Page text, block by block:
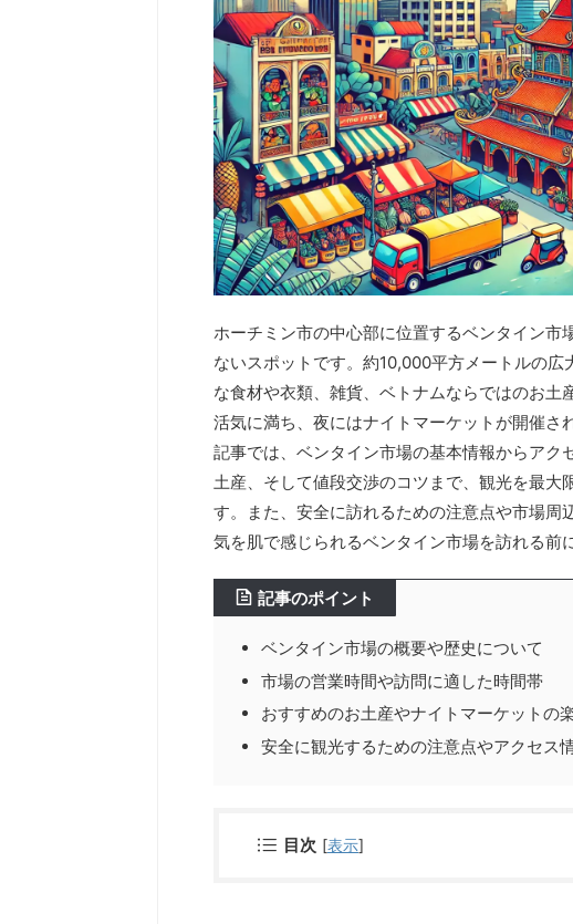
ホーチミン市の中心部に位置するベンタイン
ないスポットです。約10,000平方メートルの
な食材や衣類、雑貨、ベトナムならではのお
活気に満ち、夜にはナイトマーケットが開催
記事では、ベンタイン市場の基本情報からア
土産、そして値段交渉のコツまで、観光を最大
す。また、安全に訪れるための注意点や市場
気を肌で感じられるベンタイン市場を訪れる前
記事のポイント
ベンタイン市場の概要や歴史について
市場の営業時間や訪問に適した時間帯
おすすめのお土産やナイトマーケットの
安全に観光するための注意点やアクセス
目次 [表示]